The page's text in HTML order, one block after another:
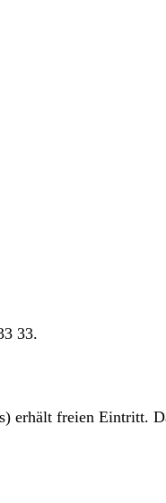
33.
erhält freien Eintritt.